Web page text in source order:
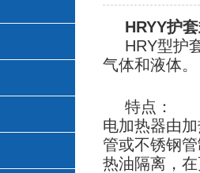
HRYY护
HRY型护
气体和液体。
特点：
电加热器由
管或不锈钢
热油隔离，